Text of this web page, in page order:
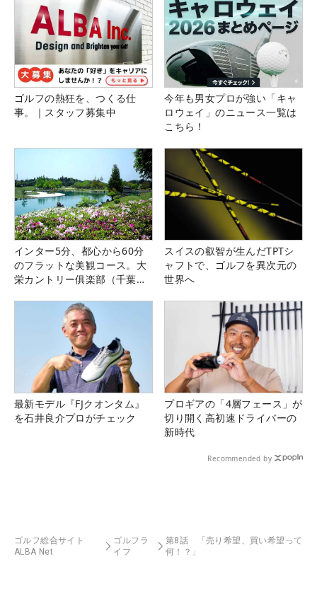
ゴルフの熱狂を、つくる仕
事。｜スタッフ募集中
今年も男女プロが強い「キャ
ロウェイ」のニュース一覧は
こちら！
インター5分、都心から60分
のフラットな美観コース。大
栄カントリー俱楽部（千葉
スイスの叡智が生んだTPTシ
ャフトで、ゴルフを異次元の
世界へ
最新モデル『FJクオンタム』
を石井良介プロがチェック
プロギアの「4層フェース」が
切り開く高初速ドライバーの
新時代
Recommended by
ゴルフ総合サイト
ALBA Net
ゴルフラ
イフ
第8話 「売り希望、買い希望って
何！？」